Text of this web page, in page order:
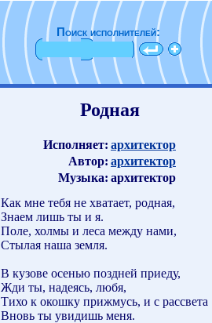
Поиск исполнителей:
Родная
Исполняет: архитектор
Автор: архитектор
Музыка: архитектор
Как мне тебя не хватает, родная,
Знаем лишь ты и я.
Поле, холмы и леса между нами,
Стылая наша земля.
В кузове осенью поздней приеду,
Жди ты, надеясь, любя,
Тихо к окошку прижмусь, и с рассвета
Вновь ты увидишь меня.